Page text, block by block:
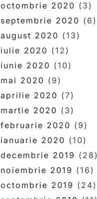
octombrie 2020 (3)
septembrie 2020 (6)
august 2020 (13)
iulie 2020 (12)
iunie 2020 (10)
mai 2020 (9)
aprilie 2020 (7)
martie 2020 (3)
februarie 2020 (9)
ianuarie 2020 (10)
decembrie 2019 (28)
noiembrie 2019 (16)
octombrie 2019 (24)